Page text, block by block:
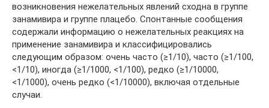
возникновения нежелательных явлений сходна в группе
занамивира и группе плацебо. Спонтанные сообщения
содержали информацию о нежелательных реакциях на
применение занамивира и классифицировались
следующим образом: очень часто (≥1/10), часто (≥1/100,
<1/10), иногда (≥1/1000, <1/100), редко (≥1/10000,
<1/1000), очень редко (<1/10000), включая отдельные
случаи.